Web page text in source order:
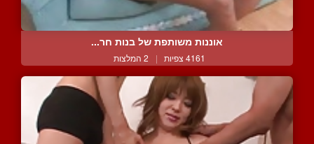
אוננות משותפת של בנות חר...
4161 צפיות | 2 המלצות